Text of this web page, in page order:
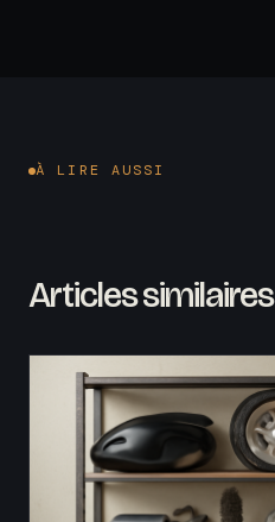
À LIRE AUSSI
Articles similaires